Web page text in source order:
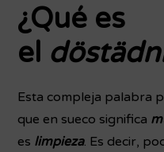
¿Qué es
el
Esta compleja palabra
que en sueco significa
es limpieza. Es decir,